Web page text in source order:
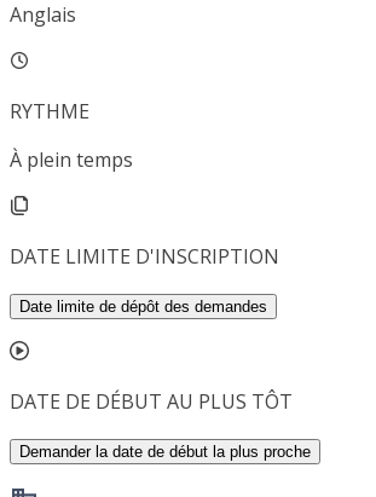
Anglais
RYTHME
À plein temps
DATE LIMITE D'INSCRIPTION
Date limite de dépôt des demandes
DATE DE DÉBUT AU PLUS TÔT
Demander la date de début la plus proche